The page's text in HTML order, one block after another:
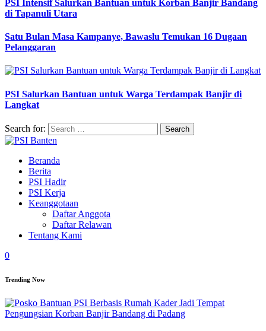
PSI Intensif Salurkan Bantuan untuk Korban Banjir Bandang
di Tapanuli Utara
Satu Bulan Masa Kampanye, Bawaslu Temukan 16 Dugaan
Pelanggaran
PSI Salurkan Bantuan untuk Warga Terdampak Banjir di
Langkat
Search for:
Beranda
Berita
PSI Hadir
PSI Kerja
Keanggotaan
Daftar Anggota
Daftar Relawan
Tentang Kami
0
Trending Now